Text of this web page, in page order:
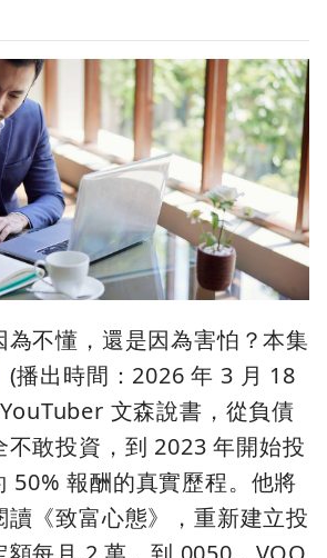
不懂，還是因為害怕？本集
(播出時間：2026 年 3 月 18
文森說書，從負債
不敢投資，到 2023 年開始投
50% 報酬的真實歷程。他將
《致富心態》，重新建立投